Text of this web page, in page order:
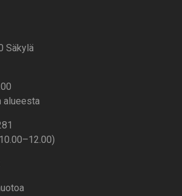
Säkylä
alueesta